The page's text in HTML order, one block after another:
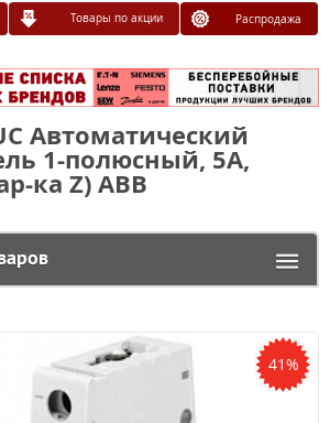
Товары по акции Распродажа
Автоматический
1-полюсный, 5А,
ка Z) ABB
41%